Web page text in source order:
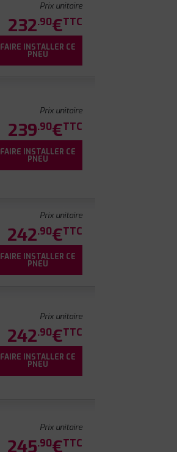
Prix unitaire
232.90€TTC
FAIRE INSTALLER CE
PNEU
Prix unitaire
239.90€TTC
FAIRE INSTALLER CE
PNEU
Prix unitaire
242.90€TTC
FAIRE INSTALLER CE
PNEU
Prix unitaire
242.90€TTC
FAIRE INSTALLER CE
PNEU
Prix unitaire
245.90€TTC